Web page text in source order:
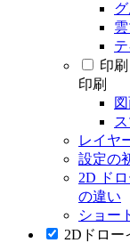
印刷
印刷
レイヤ
設定の
2D ド
の違い
ショー
2Dドロー